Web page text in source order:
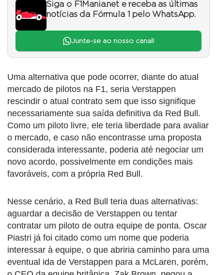
Siga o F1Mania.net e receba as últimas
notícias da Fórmula 1 pelo WhatsApp.
Junte-se ao nosso canal!
Uma alternativa que pode ocorrer, diante do atual
mercado de pilotos na F1, seria Verstappen
rescindir o atual contrato sem que isso signifique
necessariamente sua saída definitiva da Red Bull.
Como um piloto livre, ele teria liberdade para avaliar
o mercado, e caso não encontrasse uma proposta
considerada interessante, poderia até negociar um
novo acordo, possivelmente em condições mais
favoráveis, com a própria Red Bull.
Nesse cenário, a Red Bull teria duas alternativas:
aguardar a decisão de Verstappen ou tentar
contratar um piloto de outra equipe de ponta. Oscar
Piastri já foi citado como um nome que poderia
interessar à equipe, o que abriria caminho para uma
eventual ida de Verstappen para a McLaren, porém,